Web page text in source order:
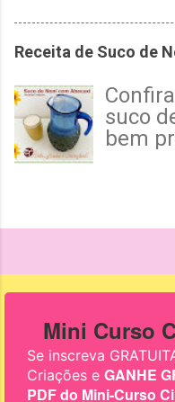
o
Receita de Suco de
suco
bem
esse